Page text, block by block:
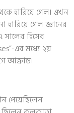
হারিয়ে গেল। এখন
গেল জ্ঞানের
হিসেব
এর মধ্যে ২য়
আক্রান্ত।
পেয়েছিলেন